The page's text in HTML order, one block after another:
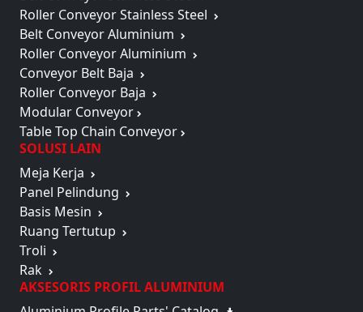
Belt Conveyor Stainless Steel
Roller Conveyor Stainless Steel
Belt Conveyor Aluminium
Roller Conveyor Aluminium
Conveyor Belt Baja
Roller Conveyor Baja
Modular Conveyor
Table Top Chain Conveyor
SOLUSI LAIN
Meja Kerja
Panel Pelindung
Basis Mesin
Ruang Tertutup
Troli
Rak
AKSESORIS PROFIL ALUMINIUM